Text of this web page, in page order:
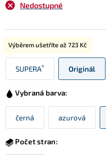
Nedostupné
Typ:
SUPERA®
Výběrem ušetříte až723 Kč
Originál
Vybraná barva:
černá azurová
Počet stran: